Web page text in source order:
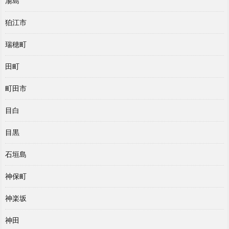
狛江市
瑞穂町
田町
町田市
目白
目黒
石垣島
神保町
神楽坂
神田